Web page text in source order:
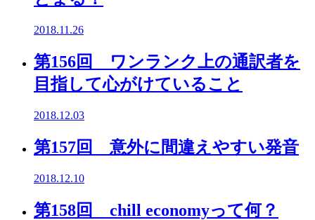
2018.11.26
第156回 ワンランク上の通訳者を
目指して心がけていること
2018.12.03
第157回 意外に間違えやすい発音
2018.12.10
第158回 chill economyって何？